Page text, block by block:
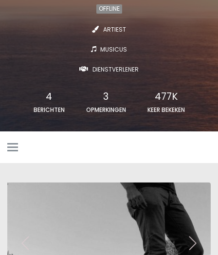
OFFLINE
ARTIEST
MUSICUS
DIENSTVERLENER
4
BERICHTEN
3
OPMERKINGEN
477K
KEER BEKEKEN